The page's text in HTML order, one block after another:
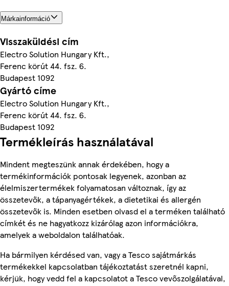
Márkainformáció
Visszaküldési cím
Electro Solution Hungary Kft.,
Ferenc körút 44. fsz. 6.
Budapest 1092
Gyártó címe
Electro Solution Hungary Kft.,
Ferenc körút 44. fsz. 6.
Budapest 1092
Termékleírás használatával
Mindent megteszünk annak érdekében, hogy a
termékinformációk pontosak legyenek, azonban az
élelmiszertermékek folyamatosan változnak, így az
összetevők, a tápanyagértékek, a dietetikai és allergén
összetevők is. Minden esetben olvasd el a terméken található
címkét és ne hagyatkozz kizárólag azon információkra,
amelyek a weboldalon találhatóak.
Ha bármilyen kérdésed van, vagy a Tesco sajátmárkás
termékekkel kapcsolatban tájékoztatást szeretnél kapni,
kérjük, hogy vedd fel a kapcsolatot a Tesco vevőszolgálatával,